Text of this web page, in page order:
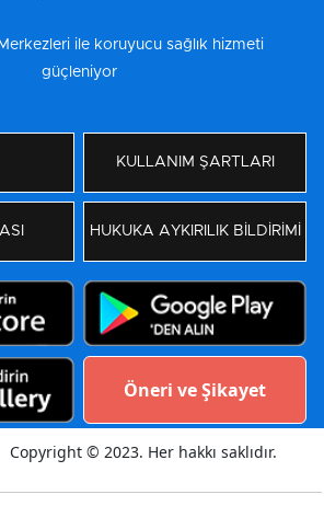
ile koruyucu sağlık hizmeti
güçleniyor
KULLANIM ŞARTLARI
HUKUKA AYKIRILIK BİLDİRİMİ
Öneri ve Şikayet
Copyright © 2023. Her hakkı saklıdır.